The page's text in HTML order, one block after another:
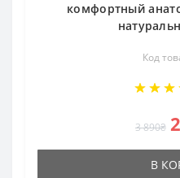
комфортный
Код
3 890₴
В